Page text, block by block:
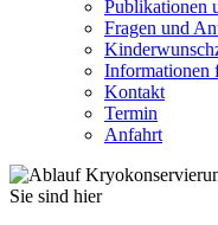
Publikationen
Fragen und
Informationen
Kontakt
Termin
Anfahrt
Sie sind hier